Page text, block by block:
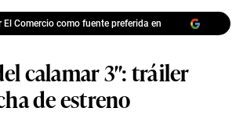
El Comercio como fuente preferida en
calamar 3″: tráiler
de estreno